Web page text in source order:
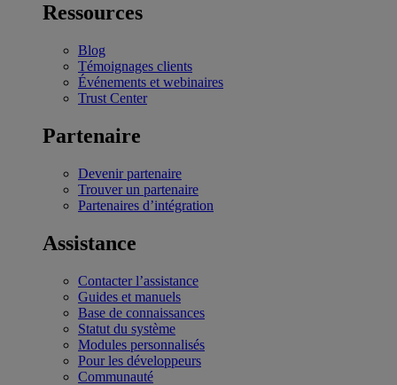
Ressources
Blog
Témoignages clients
Événements et webinaires
Trust Center
Partenaire
Devenir partenaire
Trouver un partenaire
Partenaires d’intégration
Assistance
Contacter l’assistance
Guides et manuels
Base de connaissances
Statut du système
Modules personnalisés
Pour les développeurs
Communauté